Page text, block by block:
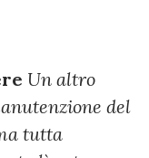
Un altro
del
tutta